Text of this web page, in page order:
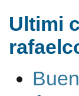
Ultimi